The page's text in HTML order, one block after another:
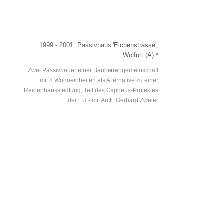
1999 - 2001 : Passivhaus 'Eichenstrasse',
Wolfurt (A) *
Zwei Passivhäuer einer Bauherrengemeinschaft
mit 8 Wohneinheiten als Alternative zu einer
Reihenhaussiedlung, Teil des Cepheus-Projektes
der EU - mit Arch. Gerhard Zweier